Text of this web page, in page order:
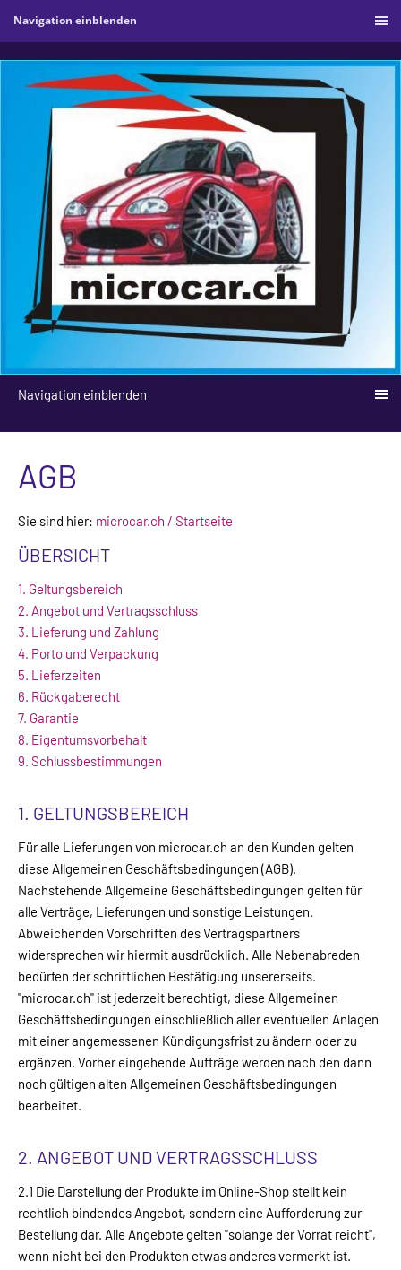
Navigation einblenden
Navigation einblenden
AGB
Sie sind hier: microcar.ch / Startseite
ÜBERSICHT
1. Geltungsbereich
2. Angebot und Vertragsschluss
3. Lieferung und Zahlung
4. Porto und Verpackung
5. Lieferzeiten
6. Rückgaberecht
7. Garantie
8. Eigentumsvorbehalt
9. Schlussbestimmungen
1. GELTUNGSBEREICH
Für alle Lieferungen von microcar.ch an den Kunden gelten
diese Allgemeinen Geschäftsbedingungen (AGB).
Nachstehende Allgemeine Geschäftsbedingungen gelten für
alle Verträge, Lieferungen und sonstige Leistungen.
Abweichenden Vorschriften des Vertragspartners
widersprechen wir hiermit ausdrücklich. Alle Nebenabreden
bedürfen der schriftlichen Bestätigung unsererseits.
"microcar.ch" ist jederzeit berechtigt, diese Allgemeinen
Geschäftsbedingungen einschließlich aller eventuellen Anlagen
mit einer angemessenen Kündigungsfrist zu ändern oder zu
ergänzen. Vorher eingehende Aufträge werden nach den dann
noch gültigen alten Allgemeinen Geschäftsbedingungen
bearbeitet.
2. ANGEBOT UND VERTRAGSSCHLUSS
2.1 Die Darstellung der Produkte im Online-Shop stellt kein
rechtlich bindendes Angebot, sondern eine Aufforderung zur
Bestellung dar. Alle Angebote gelten "solange der Vorrat reicht",
wenn nicht bei den Produkten etwas anderes vermerkt ist.